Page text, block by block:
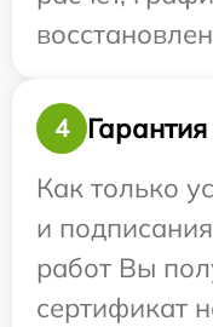
4
Гарантия
Как только
и
работ Вы
сертификат